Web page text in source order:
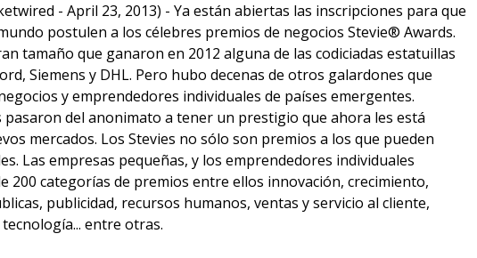
- April 23, 2013) - Ya están abiertas las inscripciones para que
postulen a los célebres premios de negocios Stevie® Awards.
tamaño que ganaron en 2012 alguna de las codiciadas estatuillas
Siemens y DHL. Pero hubo decenas de otros galardones que
y emprendedores individuales de países emergentes.
del anonimato a tener un prestigio que ahora les está
mercados. Los Stevies no sólo son premios a los que pueden
Las empresas pequeñas, y los emprendedores individuales
200 categorías de premios entre ellos innovación, crecimiento,
publicidad, recursos humanos, ventas y servicio al cliente,
entre otras.